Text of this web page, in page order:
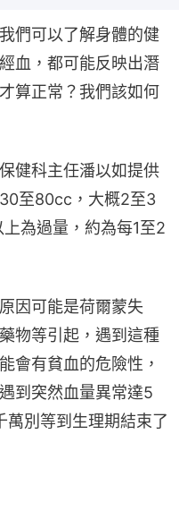
們可以了解身體的健
血，都可能反映出潛
算正常？我們該如何
健科主任潘以如提供
至80cc，大概2至3
為過量，約為每1至2
因可能是荷爾蒙失
物等引起，遇到這種
會有貧血的危險性，
到突然血量異常達5
萬別等到生理期結束了